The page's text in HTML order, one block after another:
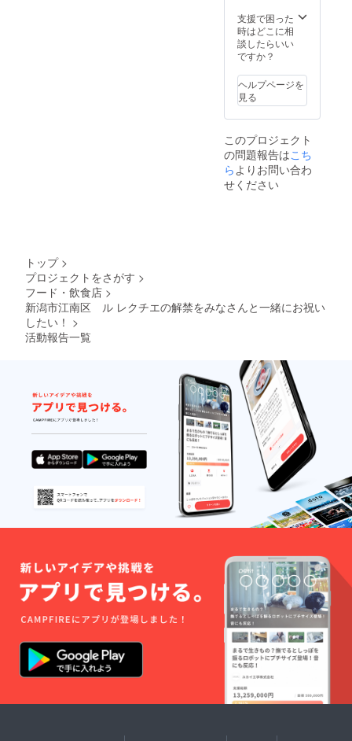
地ビー
ル「ス
トレン
ジエー
本をお
土産と
してお
渡し致
す。 実
際に会
場にこ
れる方
のみと
支援で困った
時はどこに相
談したらいい
ですか？
ヘルプページを
見る
このプロジェクト
の問題報告はこち
ら よりお問い合わ
せください
トップ >
プロジェクトをさがす >
フード・飲食店 >
新潟市江南区 ル レクチエの解禁をみなさんと一緒にお祝い
したい！ >
活動報告一覧